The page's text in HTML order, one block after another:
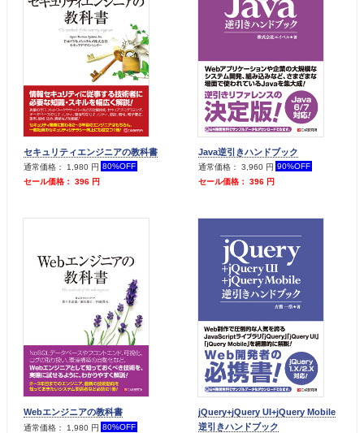
セキュリティエンジニアの教科書
通常価格： 1,980 円 80%OFF
セール価格： 396 円
Java逆引きハンドブック
通常価格： 3,960 円 90%OFF
セール価格： 396 円
Webエンジニアの教科書
通常価格： 1,980 円 80%OFF
jQuery+jQuery UI+jQuery Mobile
逆引きハンドブック